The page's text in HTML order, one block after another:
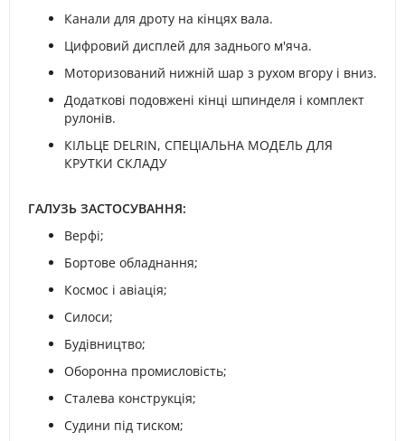
Канали для дроту на кінцях вала.
Цифровий дисплей для заднього м'яча.
Моторизований нижній шар з рухом вгору і вниз.
Додаткові подовжені кінці шпинделя і комплект
рулонів.
КІЛЬЦЕ DELRIN, СПЕЦІАЛЬНА МОДЕЛЬ ДЛЯ
КРУТКИ СКЛАДУ
ГАЛУЗЬ ЗАСТОСУВАННЯ:
Верфі;
Бортове обладнання;
Космос і авіація;
Силоси;
Будівництво;
Оборонна промисловість;
Сталева конструкція;
Судини під тиском;